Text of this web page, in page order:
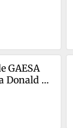
GAESA
Donald